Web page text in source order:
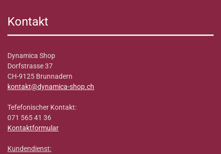
Kontakt
Dynamica Shop
Dorfstrasse 37
CH-9125 Brunnadern
kontakt@dynamica-shop.ch
Tefefonischer Kontakt:
071 565 41 36
Kontaktformular
Kundendienst: